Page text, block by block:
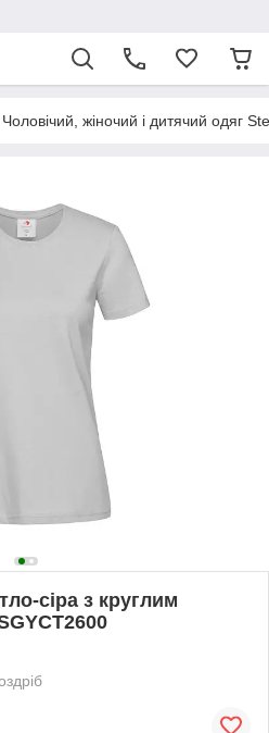
Чоловічий, жіночий і дитячий одяг
сіра з круглим